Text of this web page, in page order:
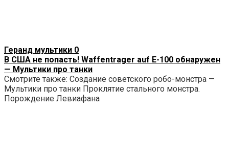
Геранд мультики 0
В США не попасть! Waffentrager auf E-100 обнаружен
— Мультики про танки
Смотрите также: Создание советского робо-монстра —
Мультики про танки Проклятие стального монстра.
Порождение Левиафана